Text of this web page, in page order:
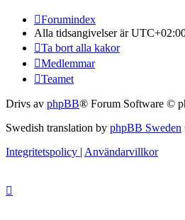
Forumindex
Alla tidsangivelser är
Ta bort alla kakor
Medlemmar
Teamet
Drivs av phpBB® Forum Software ©
Swedish translation by phpBB Sweden
Integritetspolicy | Användarvillkor